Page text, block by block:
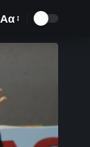
Font
Resizer
Αα